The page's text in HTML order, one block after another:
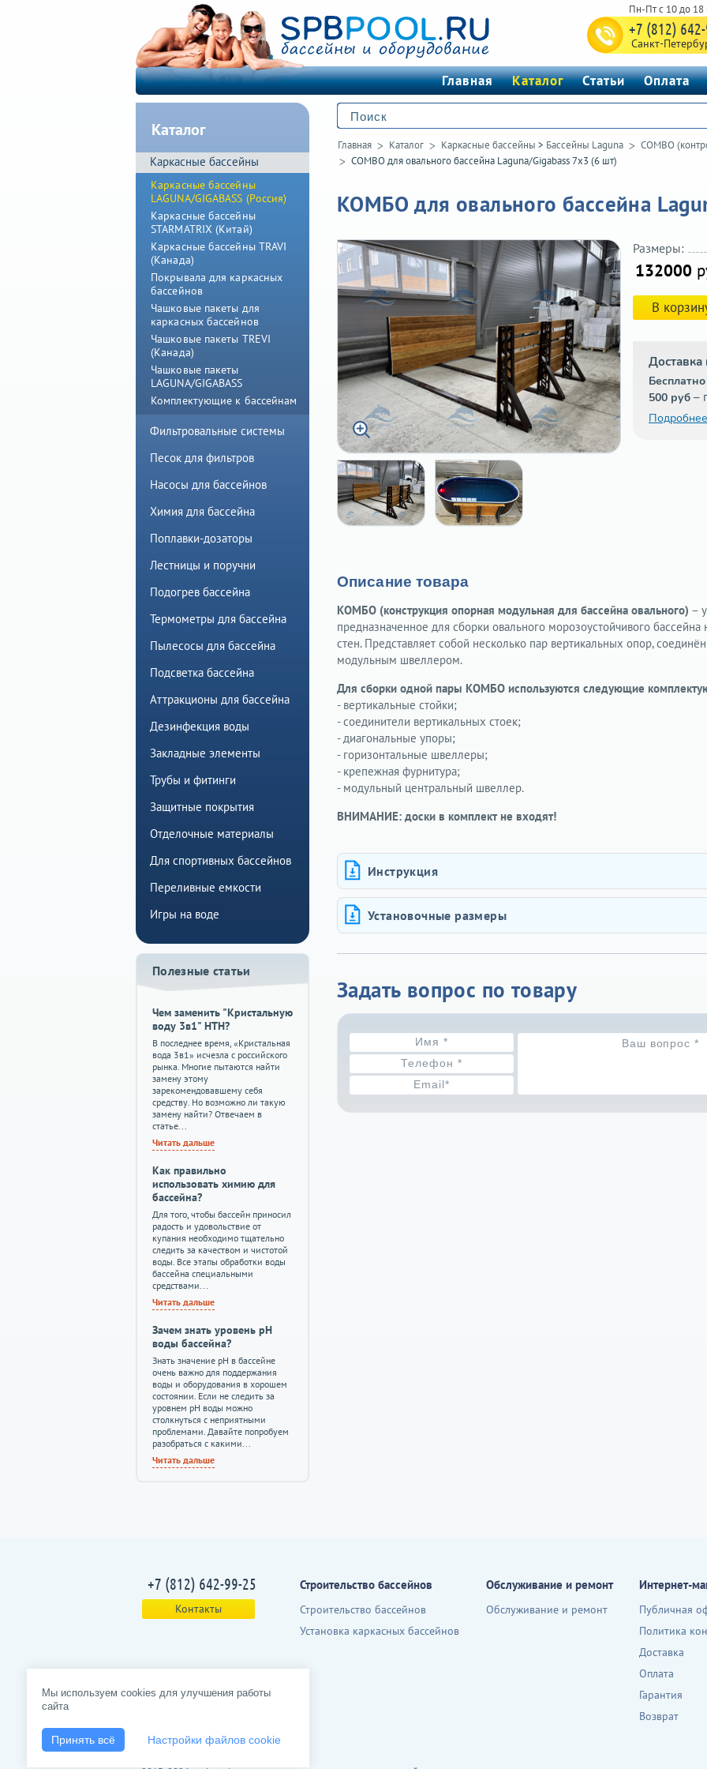
+7 (812)
Санкт-
Главная Каталог Статьи Оплата
Главная Каталог Каркасные бассейны > Бассейны Laguna
COMBO
COMBO для овального бассейна Laguna/Gigabass 7х3 (6 шт)
КОМБО для овального бассейна
Размеры:
132000
В
Доставка
Бесплатно
500 руб –
Описание товара
КОМБО (конструкция опорная модульная для бассейна овального) –
предназначенное для сборки овального морозоустойчивого
стен. Представляет собой несколько пар вертикальных опор,
модульным швеллером.
Для сборки одной пары КОМБО используются следующие
- вертикальные стойки;
- соединители вертикальных стоек;
- диагональные упоры;
- горизонтальные швеллеры;
- крепежная фурнитура;
- модульный центральный швеллер.
ВНИМАНИЕ: доски в комплект не входят!
Инструкция
Установочные размеры
Задать вопрос по товару
Каталог
Каркасные бассейны
Каркасные бассейны
LAGUNA/GIGABASS (Россия)
Каркасные бассейны
STARMATRIX (Китай)
Каркасные бассейны TRAVI
(Канада)
Покрывала для каркасных
бассейнов
Чашковые пакеты для
каркасных бассейнов
Чашковые пакеты TREVI
(Канада)
Чашковые пакеты
LAGUNA/GIGABASS
Комплектующие к бассейнам
Фильтровальные системы
Песок для фильтров
Насосы для бассейнов
Химия для бассейна
Поплавки-дозаторы
Лестницы и поручни
Подогрев бассейна
Термометры для бассейна
Пылесосы для бассейна
Подсветка бассейна
Аттракционы для бассейна
Дезинфекция воды
Закладные элементы
Трубы и фитинги
Защитные покрытия
Отделочные материалы
Для спортивных бассейнов
Переливные емкости
Игры на воде
Полезные статьи
Чем заменить "Кристальную
воду 3в1" HTH?
В последнее время, «Кристальная
вода 3в1» исчезла с российского
рынка. Многие пытаются найти
замену этому
зарекомендовавшему себя
средству. Но возможно ли такую
замену найти? Отвечаем в
статье...
Читать дальше
Как правильно
использовать химию для
бассейна?
Для того, чтобы бассейн приносил
радость и удовольствие от
купания необходимо тщательно
следить за качеством и чистотой
воды. Все этапы обработки воды
бассейна специальными
средствами...
Читать дальше
Зачем знать уровень pH
воды бассейна?
Знать значение pH в бассейне
очень важно для поддержания
воды и оборудования в хорошем
состоянии. Если не следить за
уровнем pH воды можно
столкнуться с неприятными
проблемами. Давайте попробуем
разобраться с какими...
Читать дальше
+7 (812) 642-99-25
Контакты
Строительство бассейнов
Строительство бассейнов
Установка каркасных бассейнов
Обслуживание и ремонт
Обслуживание и ремонт
Интернет-
Публичная
Политика
Доставка
Оплата
Гарантия
Возврат
Мы используем cookies для улучшения работы
сайта
Принять всё Настройки файлов cookie